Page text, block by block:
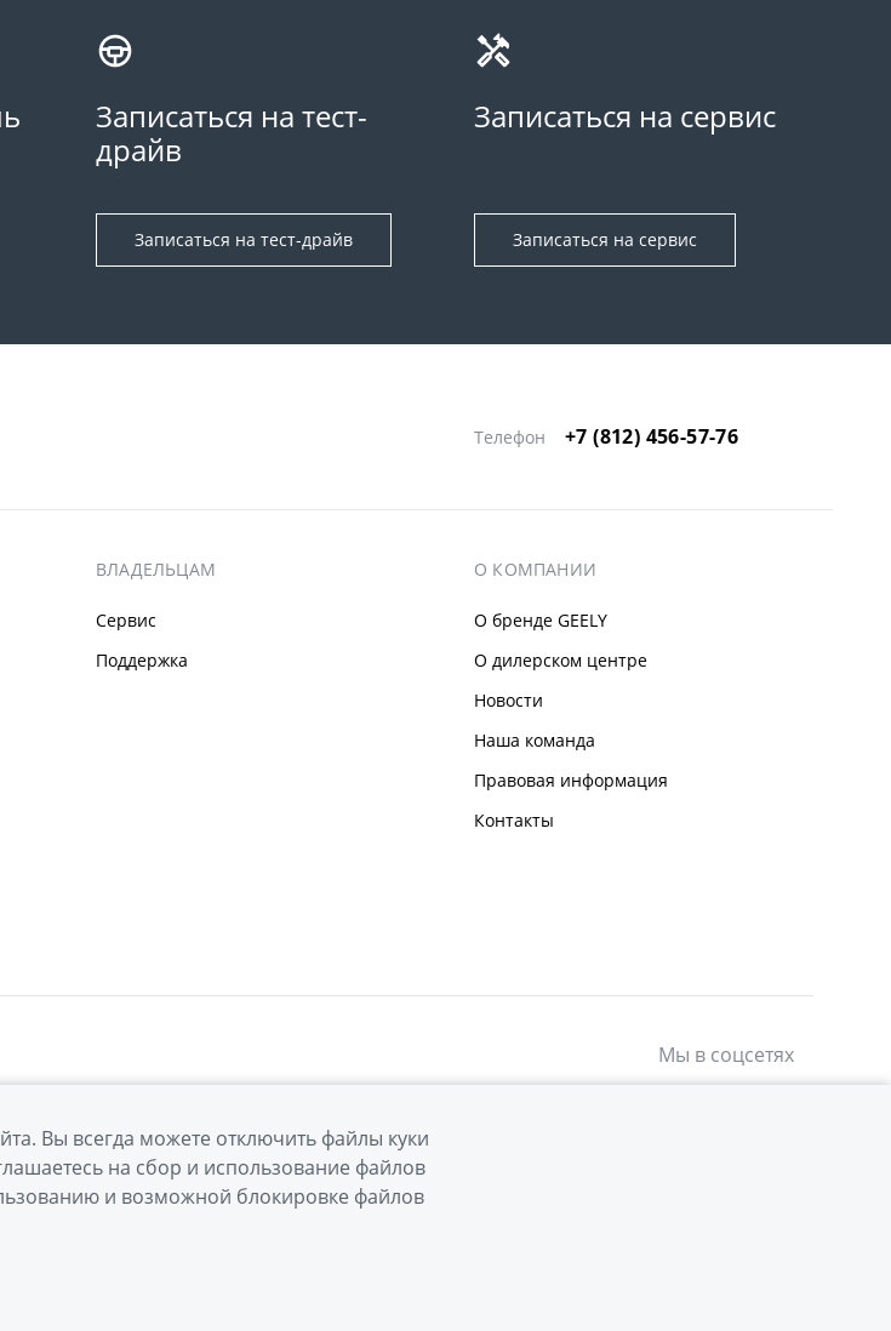
Записаться на тест-
драйв
Записаться на тест-драйв
Записаться на сервис
Записаться на сервис
Телефон +7 (812) 456-57-76
ВЛАДЕЛЬЦАМ
Сервис
Поддержка
О КОМПАНИИ
О бренде GEELY
О дилерском центре
Новости
Наша команда
Правовая информация
Контакты
Мы в соцсетях
Вы всегда можете отключить файлы куки
на сбор и использование файлов
и возможной блокировке файлов